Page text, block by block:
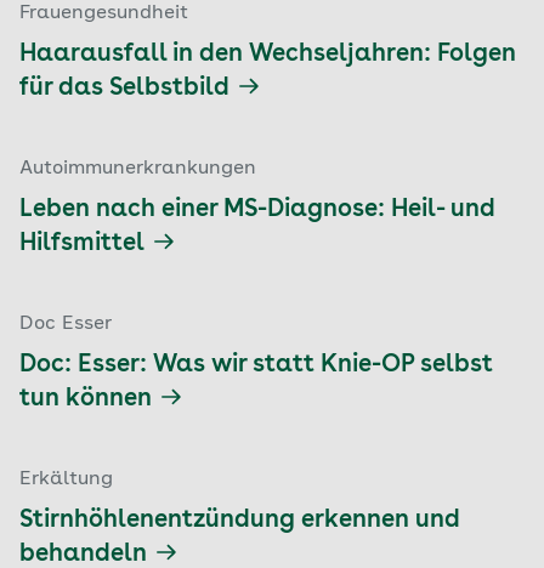
Frauengesundheit
Haarausfall in den Wechseljahren: Folgen
für das Selbstbild
Autoimmunerkrankungen
Leben nach einer MS-Diagnose: Heil- und
Hilfsmittel
Doc Esser
Doc: Esser: Was wir statt Knie-OP selbst
tun können
Erkältung
Stirnhöhlenentzündung erkennen und
behandeln